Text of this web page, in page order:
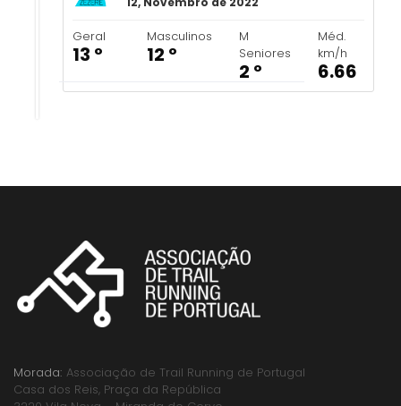
Geral
13 º
Masculinos
12 º
M
Seniores
2 º
Méd.
km/h
6.66
Morada: Associação de Trail Running de Portugal
Casa dos Reis, Praça da República